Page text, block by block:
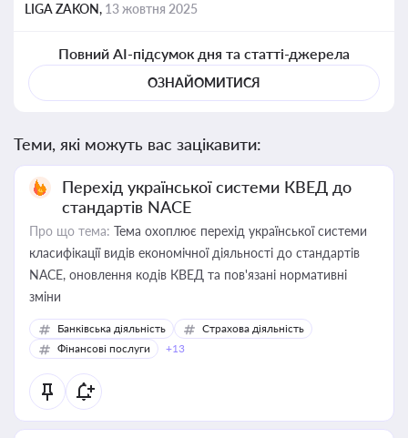
LIGA ZAKON, 13 жовтня 2025
Повний AI-підсумок дня та статті-джерела
ОЗНАЙОМИТИСЯ
Теми, які можуть вас зацікавити:
Перехід української системи КВЕД до
стандартів NACE
Про що тема: Тема охоплює перехід української системи
класифікації видів економічної діяльності до стандартів
NACE, оновлення кодів КВЕД та пов'язані нормативні
зміни
Банківська діяльність
Страхова діяльність
Фінансові послуги
+13